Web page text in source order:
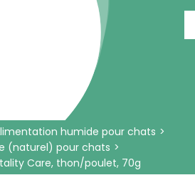
humide pour chats
(naturel) pour chats
Care, thon/poulet, 70g